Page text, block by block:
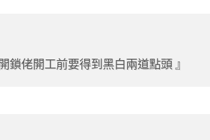
鎖佬開工前要得到黑白兩道點頭